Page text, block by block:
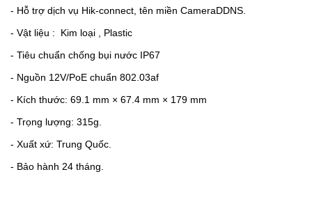
- Hỗ trợ dịch vụ Hik-connect, tên miền CameraDDNS.
- Vật liệu :
Kim loại , Plastic
- Tiêu chuẩn chống bụi nước IP67
- Nguồn 12V/PoE chuẩn 802.03af
- Kích thước: 69.1 mm × 67.4 mm × 179 mm
- Trọng lượng: 315g.
- Xuất xứ: Trung Quốc.
- Bảo hành 24 tháng.